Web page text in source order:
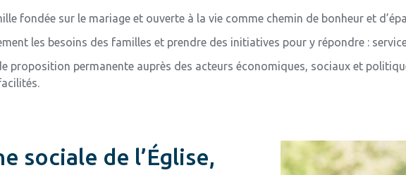
fondée sur le mariage et ouverte à la vie comme chemin de bonheur et
les besoins des familles et prendre des initiatives pour y répondre :
proposition permanente auprès des acteurs économiques, sociaux et
sociale de l’Église,